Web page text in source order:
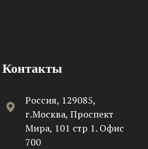
Контакты
Россия, 129085,
г.Москва, Проспект
Мира, 101 стр 1. Офис
700